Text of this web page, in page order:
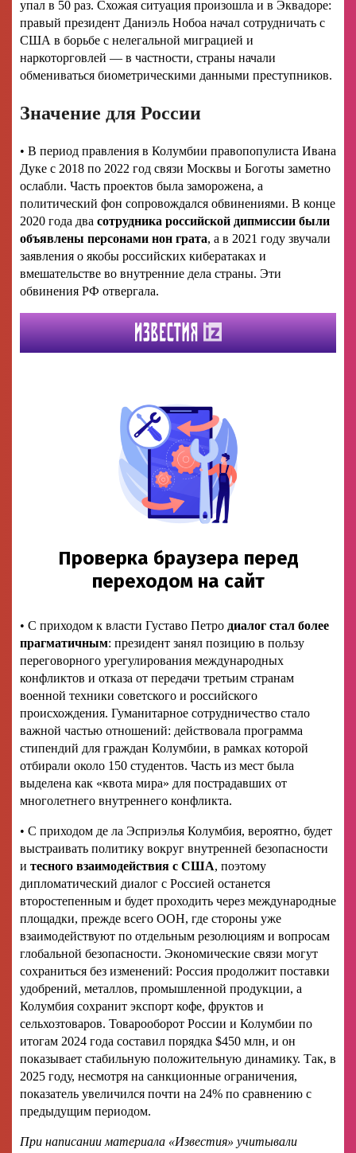
упал в 50 раз. Схожая ситуация произошла и в Эквадоре:
правый президент Даниэль Нобоа начал сотрудничать с
США в борьбе с нелегальной миграцией и
наркоторговлей — в частности, страны начали
обмениваться биометрическими данными преступников.
Значение для России
• В период правления в Колумбии правопопулиста Ивана
Дуке с 2018 по 2022 год связи Москвы и Боготы заметно
ослабли. Часть проектов была заморожена, а
политический фон сопровождался обвинениями. В конце
2020 года два сотрудника российской дипмиссии были
объявлены персонами нон грата, а в 2021 году звучали
заявления о якобы российских кибератаках и
вмешательстве во внутренние дела страны. Эти
обвинения РФ отвергала.
• С приходом к власти Густаво Петро диалог стал более
прагматичным: президент занял позицию в пользу
переговорного урегулирования международных
конфликтов и отказа от передачи третьим странам
военной техники советского и российского
происхождения. Гуманитарное сотрудничество стало
важной частью отношений: действовала программа
стипендий для граждан Колумбии, в рамках которой
отбирали около 150 студентов. Часть из мест была
выделена как «квота мира» для пострадавших от
многолетнего внутреннего конфликта.
• С приходом де ла Эсприэлья Колумбия, вероятно, будет
выстраивать политику вокруг внутренней безопасности
и тесного взаимодействия с США, поэтому
дипломатический диалог с Россией останется
второстепенным и будет проходить через международные
площадки, прежде всего ООН, где стороны уже
взаимодействуют по отдельным резолюциям и вопросам
глобальной безопасности. Экономические связи могут
сохраниться без изменений: Россия продолжит поставки
удобрений, металлов, промышленной продукции, а
Колумбия сохранит экспорт кофе, фруктов и
сельхозтоваров. Товарооборот России и Колумбии по
итогам 2024 года составил порядка $450 млн, и он
показывает стабильную положительную динамику. Так, в
2025 году, несмотря на санкционные ограничения,
показатель увеличился почти на 24% по сравнению с
предыдущим периодом.
При написании материала «Известия» учитывали